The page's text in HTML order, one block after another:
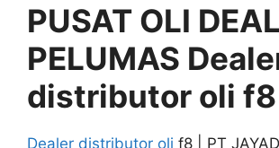
PUSAT OLI
PELUMAS
distributor oli f8
Dealer distributor oli f8 | PT